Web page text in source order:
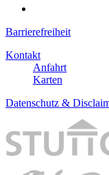
Barrierefreiheit
Kontakt
Anfahrt
Karten
Datenschutz &